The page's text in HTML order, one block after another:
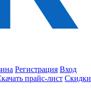
Регистрация Вход
прайс-лист Скидки